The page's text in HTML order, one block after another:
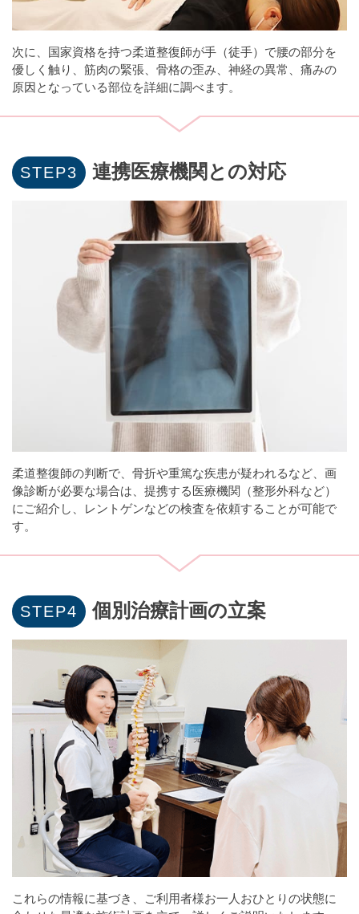
次に、国家資格を持つ柔道整復師が手（徒手）で腰の部分を
優しく触り、筋肉の緊張、骨格の歪み、神経の異常、痛みの
原因となっている部位を詳細に調べます。
連携医療機関との対応
柔道整復師の判断で、骨折や重篤な疾患が疑われるなど、画
像診断が必要な場合は、提携する医療機関（整形外科など）
にご紹介し、レントゲンなどの検査を依頼することが可能で
す。
個別治療計画の立案
これらの情報に基づき、ご利用者様お一人おひとりの状態に